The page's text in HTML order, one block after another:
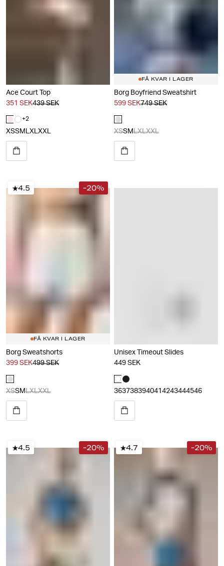
Ace Court Top
351 SEK439 SEK
+2
XSSMLXLXXL
FÅ KVAR I LAGER
Borg Boyfriend Sweatshirt
599 SEK749 SEK
XSSMLXLXXL
4.5 -20%
FÅ KVAR I LAGER
Borg Sweatshorts
399 SEK499 SEK
XSSMLXLXXL
Unisex Timeout Slides
449 SEK
3637383940414243444546
4.5 -20% 4.7 -20%